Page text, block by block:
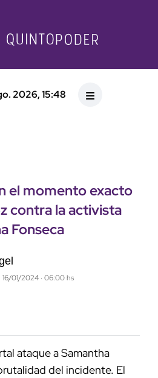
2026, 15:48
el momento exacto
contra la activista
Fonseca
16/01/2024 · 06:00 hs
ataque a Samantha
del incidente. El